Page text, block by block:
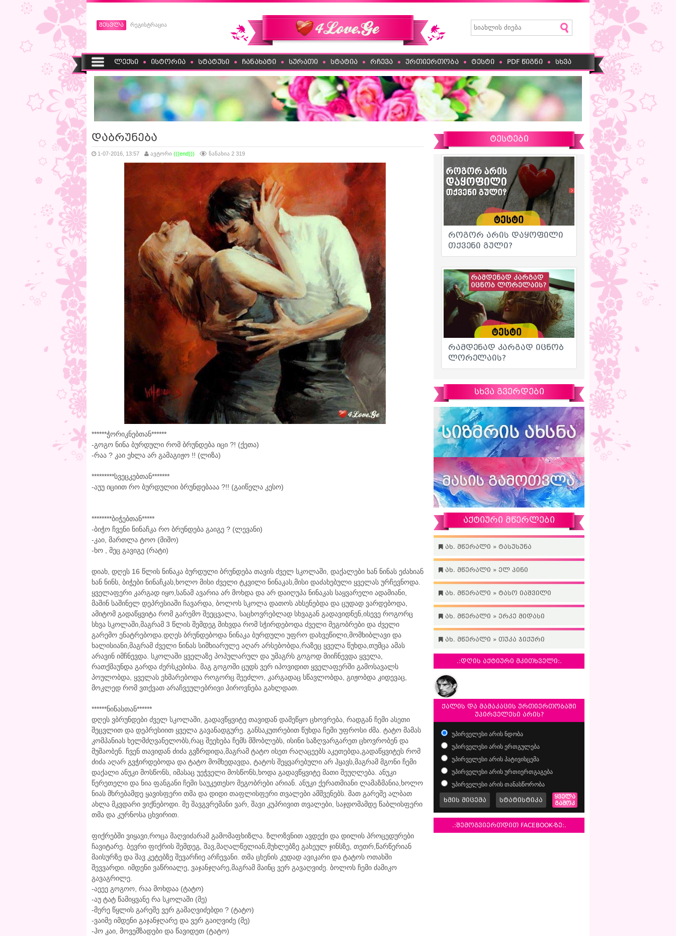
შესვლა რეგისტრაცია
ლექსი ისტორია სტატუსი ჩანახატი სურათი სტატია რჩევა ურთიერთობა ტესტი PDF წიგნი სხვა
დაბრუნება
1-07-2016, 13:57 ავტორი (((end))) ნანახია 2 319
******ჭორიკნებთან******
-გოგო ნინა ბურდული რომ ბრუნდება იცი ?! (ქეთა)
-რაა ? კაი ეხლა არ გამაგიჟო !! (ლიზა)
*********სვეცკებთან*******
-აუუ იციით რო ბურდულიი ბრუნდებააა ?!! (გაიწელა კესო)
********ბიჭებთან*****
-ბიჭო ჩვენი ნინაჩკა რო ბრუნდება გაიგე ? (ლევანი)
-კაი, მართლა ტოო (მიშო)
-ხო , მეც გავიგე (რატი)
დიახ, დღეს 16 წლის ნინაკა ბურდული ბრუნდება თავის ძველ სკოლაში, დაქალები ხან ნინას ეძახიან
ხან ნინს, ბიჭები ნინაჩკას,ხოლო მისი ძველი ტკვილი ნინაკას,მისი დაძახებული ყველას ურჩევნოდა.
ყველაფერი კარგად იყო,სანამ ავარია არ მოხდა და არ დაიღუპა ნინაკას საყვარელი ადამიანი,
მაშინ საშინელ დეპრესიაში ჩავარდა, ბოლოს სკოლა დათოს ახსენებდა და ცუდად ვარდებოდა,
ამიტომ გადაწყვიტა რომ გარემო შეეცვალა, საცხოვრებლად სხვაგან გადავიდნენ,ისევე როგორც
სხვა სკოლაში,მაგრამ 3 წლის შემდეგ მიხვდა რომ სჭირდებოდა ძველი მეგობრები და ძველი
გარემო ენატრებოდა.დღეს ბრუნდებოდა ნინაკა ბურდული უფრო დახვეწილი,მომხიბლავი და
ხალისიანი,მაგრამ ძველი ნინას სიმხიარულე აღარ არსებობდა,რაზეც ყველა წუხდა,თუმცა ამას
არავინ იმჩნევდა. სკოლაში ყველაზე პოპულარულ და უმაგრს გოგოდ მიიჩნევდა ყველა,
რათქმაუნდა გარდა ძერსკებისა. მაგ გოგოში ცუდს ვერ იპოვიდით ყველაფერში გამოსავალს
პოულობდა, ყველას ეხმარებოდა როგორც შეეძლო, კარგადაც სწავლობდა, გიჟობდა კიდევაც,
მოკლედ რომ ვთქვათ არაჩვეულებრივი პიროვნება გახლდათ.
******ნინასთან******
დღეს ვბრუნდები ძველ სკოლაში, გადავწყვიტე თავიდან დამეწყო ცხოვრება, რადგან ჩემი ასეთი
შეცვლით და დეპრესიით ყველა გავანადგურე. განსაკუთრებით წუხდა ჩემი უფროსი ძმა. ტატო მამას
კომპანიას ხელმძღვანელობს,რაც შეეხება ჩემს მშობლებს, ისინი საზღვარგარეთ ცხოვრობენ და
მუშაობენ. ჩვენ თავიდან ძიძა გვზრდიდა,მაგრამ ტატო ისეთ რაღაცეებს აკეთებდა,გადაწყვიტეს რომ
ძიძა აღარ გვჭირდებოდა და ტატო მომხედავდა, ტატოს შეყვარებული არ ჰყავს,მაგრამ მგონი ჩემი
დაქალი ანუკი მოსწონს, იმასაც უეჭველი მოსწონს,ხოდა გადავწყვიტე მათი შეუღლება. ანუკი
წერეთელი და ნია ფანგანი ჩემი საუკეთესო მეგობრები არიან. ანუკი ქერათმიანი ლამაზმანია,ხოლო
ნიას მხრებამდე ყავისფერი თმა და დიდი თაფლისფერი თვალები ამშვენებს. მათ გარეშე ალბათ
ახლა მკვდარი ვიქნებოდი. მე შავგვრემანი ვარ, შავი კუპრივით თვალები, საჯდომამდე წაბლისფერი
თმა და კურნოსა ცხვირით.
ფიქრებში ვიყავი,როცა მაღვიძარამ გამომაფხიზლა. ზლოზვნით ავდექი და დილის პროცედურები
ჩავიტარე. ბევრი ფიქრის შემდეგ, შავ,მაღალწელიან,მუხლებზე გახეულ ჯინსზე, თეთრ,წარწერიან
მაისურზე და შავ კეტებზე შევარჩიე არჩევანი. თმა ცხენის კუდად ავიკარი და ტატოს ოთახში
შევვარდი. იმდენი ვაწრიალე, ვაჯანჯღარე,მაგრამ მაინც ვერ გავაღვიძე. ბოლოს ჩემი ძამიკო
გავაგრილე.
-აეეე გოგოო, რაა მოხდაა (ტატო)
-აუ ტატ წამიყვანე რა სკოლაში (მე)
-მერე წყლის გარეშე ვერ გამაღვიძებდი ? (ტატო)
-ვაიმე იმდენი გაჯანჯღარე და ვერ გაიღვიძე (მე)
-ჰო კაი, მოვემზადები და წავიდეთ (ტატო)
ტესტები
სხვა გვერდები
აქტიური მწერლები
ახ. მწერალი » ტასუსუნა
ახ. მწერალი » ელ პინი
ახ. მწერალი » ტასო იაშვილი
ახ. მწერალი » ერკე მიდასი
ახ. მწერალი » თუკა ჯიქური
.:დღის აქტიური მკითხველი:.
ქალის და მამაკაცის ურთიერთობაში
უპირველესი არის?
უპირველესი არის ნდობა
უპირველესი არის ერთგულება
უპირველესი არის პატივისცემა
უპირველესი არის ურთიერთგაგება
უპირველესი არის თანასწორობა
ხმის მიცემა სტატისტიკა
ყველა
გამოკ
.:შემოგვიერთდით FACEBOOK-ზე:.